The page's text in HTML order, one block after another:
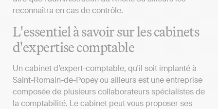
reconnaîtra en cas de contrôle.
L'essentiel à savoir sur les cabinets
d'expertise comptable
Un cabinet d’expert-comptable, qu'il soit implanté à
Saint-Romain-de-Popey ou ailleurs est une entreprise
composée de plusieurs collaborateurs spécialistes de
la comptabilité. Le cabinet peut vous proposer ses